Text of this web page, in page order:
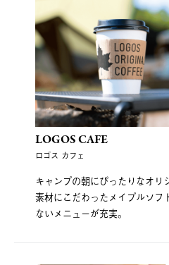
LOGOS CAFE
ロゴス カフェ
キャンプの朝にぴったりなオリ
素材にこだわったメイプルソフ
ないメニューが充実。